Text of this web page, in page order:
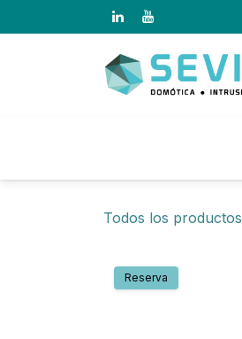
Todos los productos
Reserva